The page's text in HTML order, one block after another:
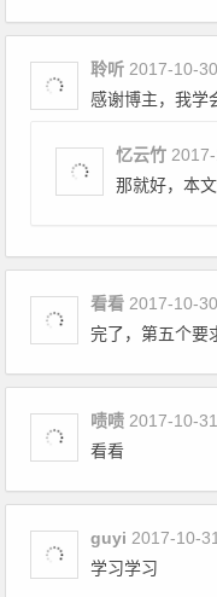
聆听 2017-10-
感谢博主，我学
忆云竹
那就好，本
看看 2017-10-
完了，第五个要
啧啧 2017-10-
看看
guyi 2017-10-
学习学习